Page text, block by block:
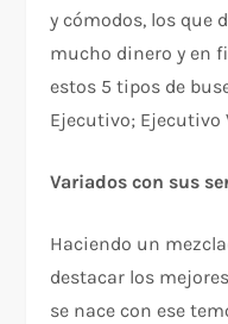
y cómodos, los que
mucho dinero y en
estos 5 tipos de
Ejecutivo; Ejecutivo
Variados con sus
Haciendo un
destacar los
se nace con ese